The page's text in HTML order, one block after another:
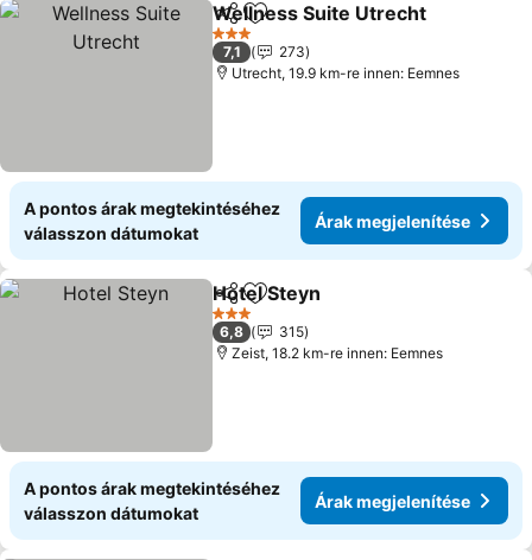
Megosztás
Hozzáadás a kedvencekhez
Wellness Suite Utrecht
3 Kategória
7,1
273
Utrecht, 19.9 km-re innen: Eemnes
A pontos árak megtekintéséhez
válasszon dátumokat
Árak megjelenítése
Megosztás
Hozzáadás a kedvencekhez
Hotel Steyn
3 Kategória
6,8
315
Zeist, 18.2 km-re innen: Eemnes
A pontos árak megtekintéséhez
válasszon dátumokat
Árak megjelenítése